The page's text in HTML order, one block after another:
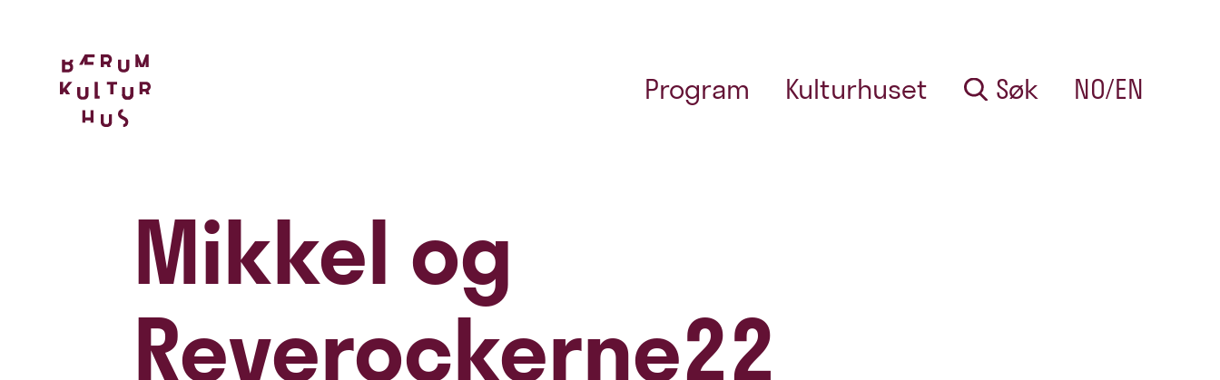
Program Kulturhuset Søk NO/EN
Mikkel og
Reverockerne22